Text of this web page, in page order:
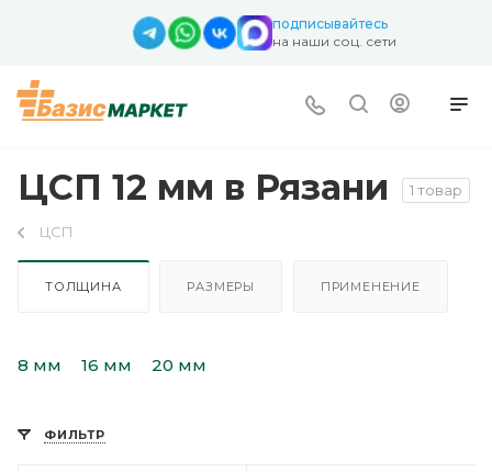
подписывайтесь
на наши соц. сети
ЦСП 12 мм в Рязани 1 товар
ЦСП
ТОЛЩИНА РАЗМЕРЫ ПРИМЕНЕНИЕ
8 мм 16 мм 20 мм
ФИЛЬТР